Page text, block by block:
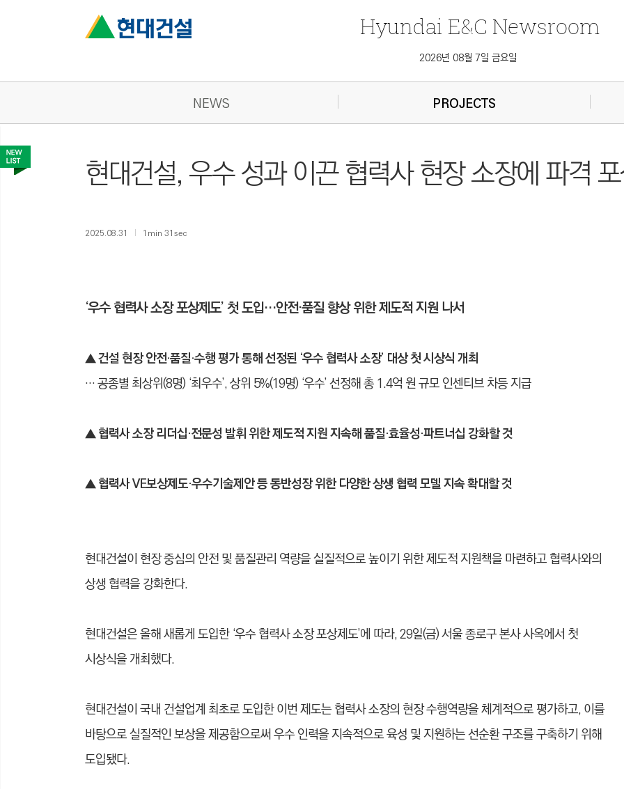
Hyundai E&C Newsroom
2026년 08월 7일 금요일
NEWS PROJECTS
현대건설, 우수 성과 이끈 협력사 현장 소장에 파격
2025.08.31 1min 31sec
‘우수 협력사 소장 포상제도’ 첫 도입…안전·품질 향상 위한 제도적 지원 나서
▲ 건설 현장 안전·품질·수행 평가 통해 선정된 ‘우수 협력사 소장’ 대상 첫 시상식 개최
… 공종별 최상위(8명) ‘최우수’, 상위 5%(19명) ‘우수’ 선정해 총 1.4억 원 규모 인센티브 차등 지급
▲협력사 소장 리더십·전문성 발휘 위한 제도적 지원 지속해 품질·효율성·파트너십 강화할 것
▲협력사 VE보상제도·우수기술제안 등 동반성장 위한 다양한 상생 협력 모델 지속 확대할 것
현대건설이 현장 중심의 안전 및 품질관리 역량을 실질적으로 높이기 위한 제도적 지원책을 마련하고 협력사와의
상생 협력을 강화한다.
현대건설은 올해 새롭게 도입한 ‘우수 협력사 소장 포상제도’에 따라, 29일(금) 서울 종로구 본사 사옥에서 첫
시상식을 개최했다.
현대건설이 국내 건설업계 최초로 도입한 이번 제도는 협력사 소장의 현장 수행역량을 체계적으로 평가하고, 이를
바탕으로 실질적인 보상을 제공함으로써 우수 인력을 지속적으로 육성 및 지원하는 선순환 구조를 구축하기 위해
도입됐다.